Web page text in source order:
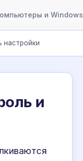
и Windows
настройки
и